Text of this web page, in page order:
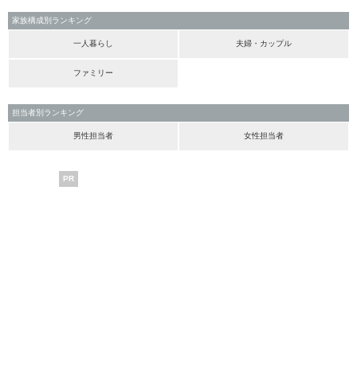
家族構成別ランキング
一人暮らし 夫婦・カップル
ファミリー
担当者別ランキング
男性担当者 女性担当者
PR